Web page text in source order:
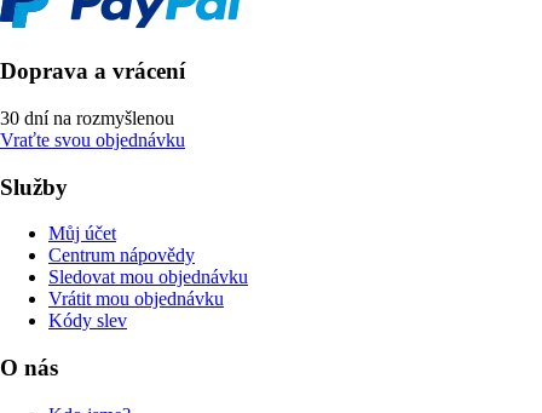
Doprava a vrácení
30 dní na rozmyšlenou
Vraťte svou objednávku
Služby
Můj účet
Centrum nápovědy
Sledovat mou objednávku
Vrátit mou objednávku
Kódy slev
O nás